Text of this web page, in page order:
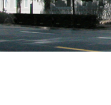
节能环保技术
城市服务
勘测及岩土工程